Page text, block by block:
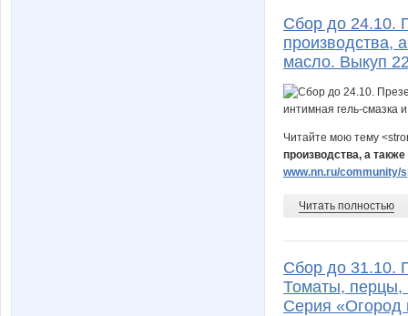
Сбор до 24.10.
производства,
масло. Выкуп
Читайте мою тему
производства, а
www.nn.ru/community/
Читать полностью
Сбор до 31.10.
Томаты, перцы,
Серия «Огород